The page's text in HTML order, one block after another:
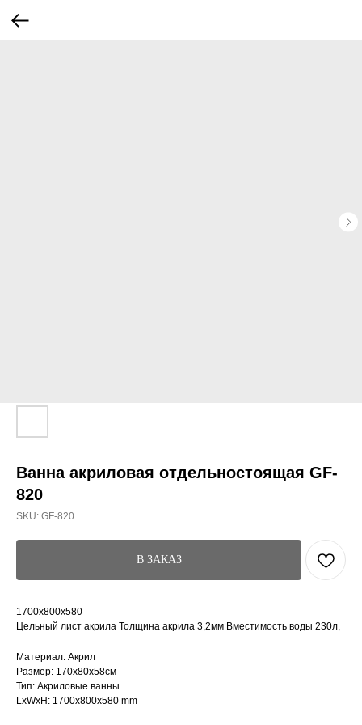
Ванна акриловая отдельностоящая GF-
820
SKU: GF-820
В ЗАКАЗ
1700x800x580
Цельный лист акрила Толщина акрила 3,2мм Вместимость воды 230л,
Материал: Акрил
Размер: 170x80x58см
Тип: Акриловые ванны
LxWxH: 1700x800x580 mm